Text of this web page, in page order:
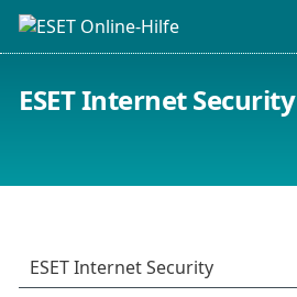
ESET Internet Security